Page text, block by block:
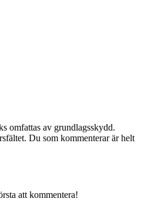
omfattas av grundlagsskydd.
Du som kommenterar är helt
att kommentera!